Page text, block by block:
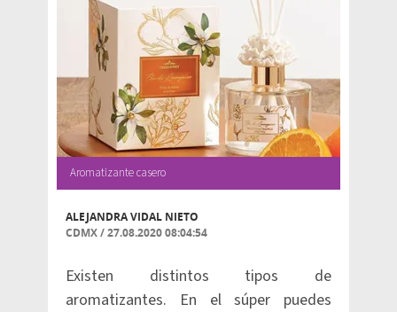
Aromatizante casero
ALEJANDRA VIDAL NIETO
CDMX/27.08.2020 08:04:54
Existen distintos tipos de
aromatizantes. En el súper puedes